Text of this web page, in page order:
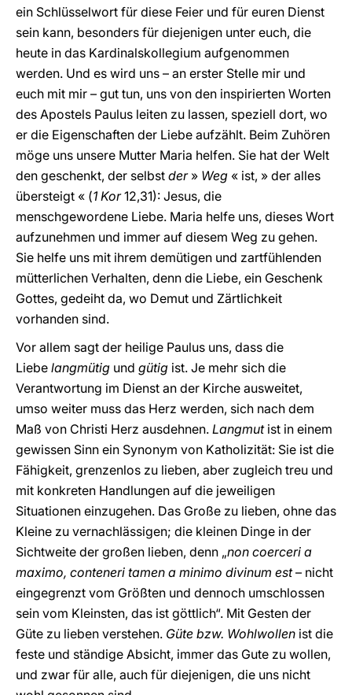
ein Schlüsselwort für diese Feier und für euren Dienst
sein kann, besonders für diejenigen unter euch, die
heute in das Kardinalskollegium aufgenommen
werden. Und es wird uns – an erster Stelle mir und
euch mit mir – gut tun, uns von den inspirierten Worten
des Apostels Paulus leiten zu lassen, speziell dort, wo
er die Eigenschaften der Liebe aufzählt. Beim Zuhören
möge uns unsere Mutter Maria helfen. Sie hat der Welt
den geschenkt, der selbst der» Weg « ist, » der alles
übersteigt « (1 Kor12,31): Jesus, die
menschgewordene Liebe. Maria helfe uns, dieses Wort
aufzunehmen und immer auf diesem Weg zu gehen.
Sie helfe uns mit ihrem demütigen und zartfühlenden
mütterlichen Verhalten, denn die Liebe, ein Geschenk
Gottes, gedeiht da, wo Demut und Zärtlichkeit
vorhanden sind.
Vor allem sagt der heilige Paulus uns, dass die
Liebe langmütig und gütig ist. Je mehr sich die
Verantwortung im Dienst an der Kirche ausweitet,
umso weiter muss das Herz werden, sich nach dem
Maß von Christi Herz ausdehnen. Langmutist in einem
gewissen Sinn ein Synonym von Katholizität: Sie ist die
Fähigkeit, grenzenlos zu lieben, aber zugleich treu und
mit konkreten Handlungen auf die jeweiligen
Situationen einzugehen. Das Große zu lieben, ohne das
Kleine zu vernachlässigen; die kleinen Dinge in der
Sichtweite der großen lieben, denn „non coerceri a
maximo, conteneri tamen a minimo divinum est– nicht
eingegrenzt vom Größten und dennoch umschlossen
sein vom Kleinsten, das ist göttlich“. Mit Gesten der
Güte zu lieben verstehen. Güte bzw. Wohlwollen ist die
feste und ständige Absicht, immer das Gute zu wollen,
und zwar für alle, auch für diejenigen, die uns nicht